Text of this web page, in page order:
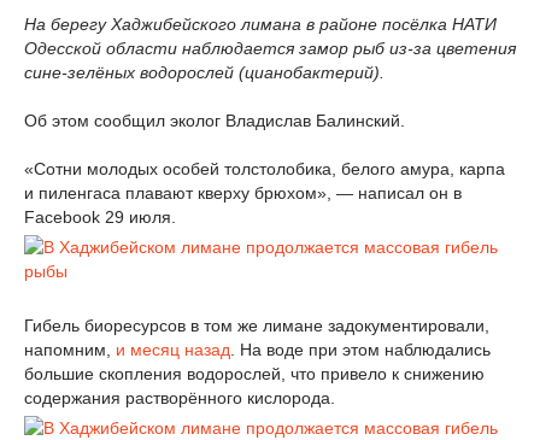
На берегу Хаджибейского лимана в районе посёлка НАТИ
Одесской области наблюдается замор рыб из-за цветения
сине-зелёных водорослей (цианобактерий).
Об этом сообщил эколог Владислав Балинский.
«Сотни молодых особей толстолобика, белого амура, карпа
и пиленгаса плавают кверху брюхом», — написал он в
Facebook 29 июля.
Гибель биоресурсов в том же лимане задокументировали,
напомним,
и месяц назад . На воде при этом наблюдались
большие скопления водорослей, что привело к снижению
содержания растворённого кислорода.